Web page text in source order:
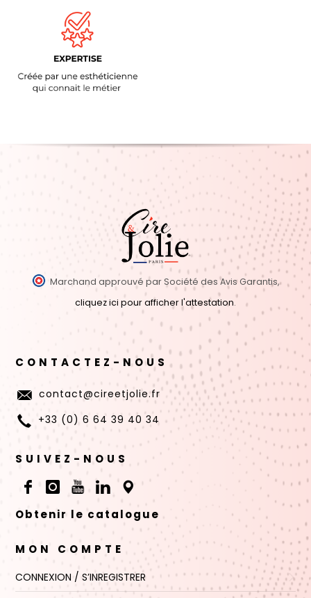
Marchand approuvé par Société des Avis Garantis,
cliquez ici pour afficher l'attestation.
CONTACTEZ-NOUS
contact@cireetjolie.fr
+33 (0) 6 64 39 40 34
SUIVEZ-NOUS
Obtenir le catalogue
MON COMPTE
CONNEXION / S’INREGISTRER